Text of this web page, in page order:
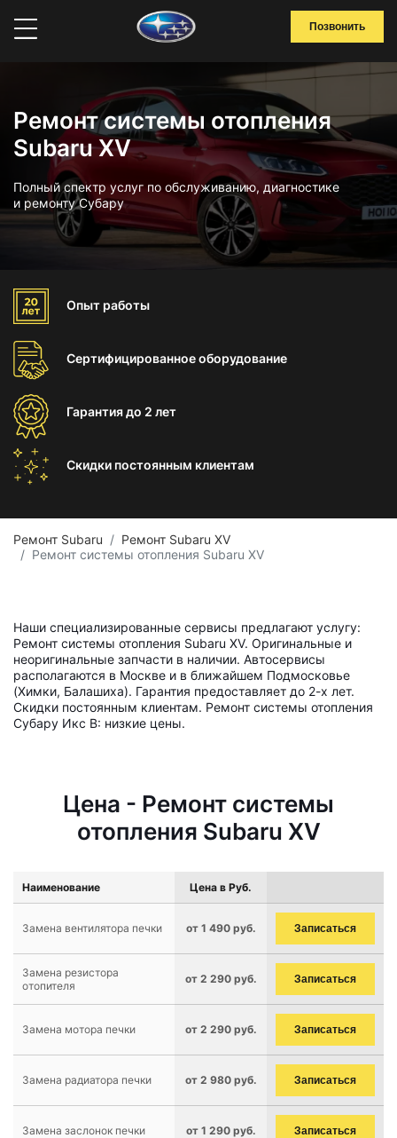
Позвонить
Ремонт системы отопления
Subaru XV
Полный спектр услуг по обслуживанию, диагностике
и ремонту Субару
Опыт работы
Сертифицированноеоборудование
Гарантиядо 2 лет
Скидки постоянным клиентам
Ремонт Subaru
Ремонт Subaru XV
Ремонт системы отопления Subaru XV
Наши специализированные сервисы предлагают услугу:
Ремонт системы отопления Subaru XV. Оригинальные и
неоригинальные запчасти в наличии. Автосервисы
располагаются в Москве и в ближайшем Подмосковье
(Химки, Балашиха). Гарантия предоставляет до 2-х лет.
Скидки постоянным клиентам. Ремонт системы отопления
Субару Икс В: низкие цены.
Цена - Ремонт системы
отопления Subaru XV
Наименование Цена в Руб.
Замена вентилятора печки от 1 490 руб. Записаться
Замена резистора
отопителя
от 2 290 руб. Записаться
Замена мотора печки от 2 290 руб. Записаться
Замена радиатора печки от 2 980 руб. Записаться
Замена заслонок печки от 1 290 руб. Записаться